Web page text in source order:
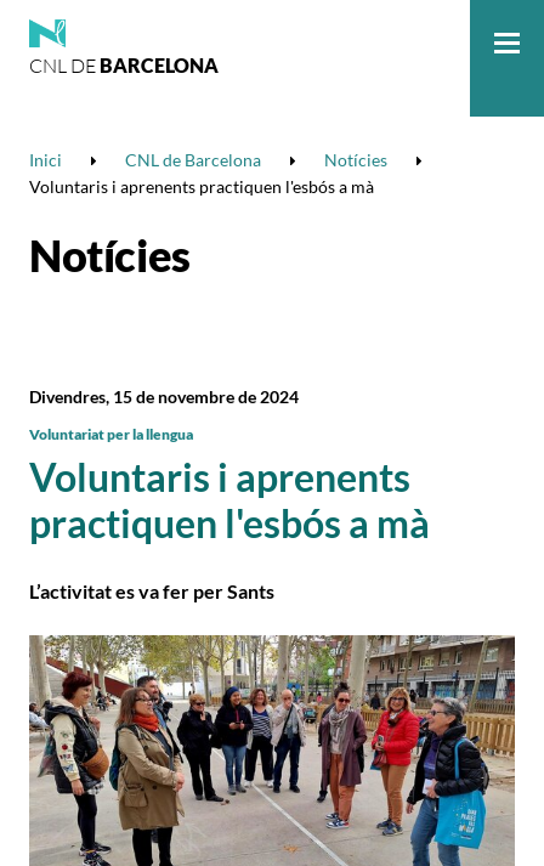
CNL DE BARCELONA
Inici CNL de Barcelona
Notícies
Voluntaris i aprenents practiquen l'esbós a mà
Notícies
Voluntaris i aprenents
practiquen l'esbós a mà
Divendres, 15 de novembre de 2024
Voluntariat per la llengua
L’activitat es va fer per Sants